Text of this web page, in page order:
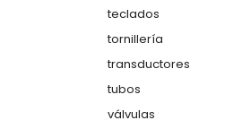
teclados
tornillería
transductores
tubos
válvulas